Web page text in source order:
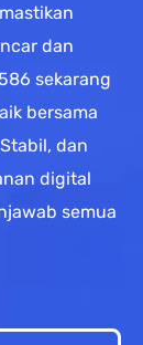
dan
sekarang
bersama
dan
digital
semua